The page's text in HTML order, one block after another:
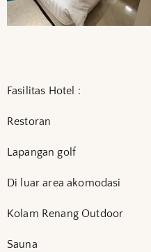
Fasilitas Hotel :
Restoran
Lapangan golf
Di luar area akomodasi
Kolam Renang Outdoor
Sauna